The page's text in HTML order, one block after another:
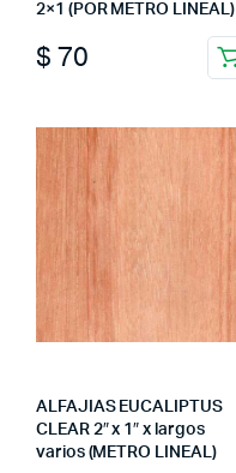
2×1 (POR METRO LINEAL)
$ 70
ALFAJIAS EUCALIPTUS
CLEAR 2″ x 1″ x largos
varios (METRO LINEAL)